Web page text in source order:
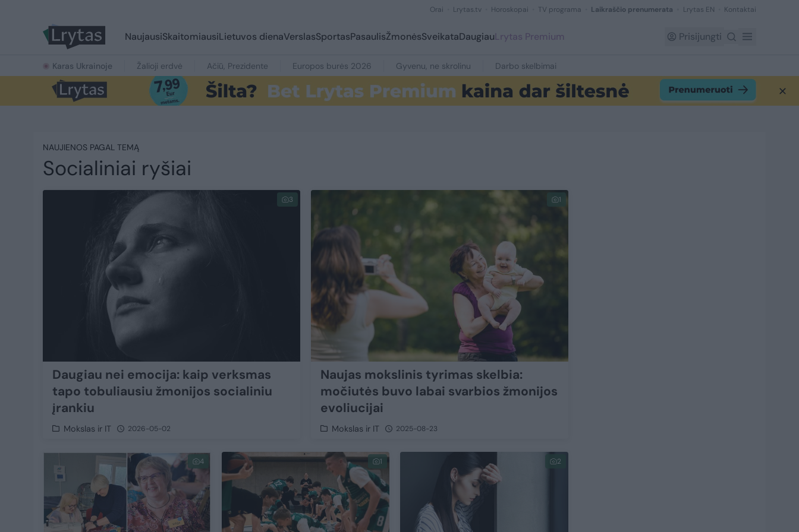
Orai Lrytas.tv Horoskopai TV programa Laikraščio prenumerata Lrytas EN Kontaktai
NaujausiSkaitomiausiLietuvos dienaVerslasSportasPasaulisŽmonėsSveikataDaugiauLrytas Premium Prisijungti
Karas Ukrainoje Žalioji erdvė Ačiū, Prezidente Europos burės 2026 Gyvenu, ne skrolinu Darbo skelbimai
NAUJIENOS PAGAL TEMĄ
Socialiniai ryšiai
3
Daugiau nei emocija: kaip verksmas
tapo tobuliausiu žmonijos socialiniu
įrankiu
Mokslas ir IT 2026-05-02
1
Naujas mokslinis tyrimas skelbia:
močiutės buvo labai svarbios žmonijos
evoliucijai
Mokslas ir IT 2025-08-23
4 1 2